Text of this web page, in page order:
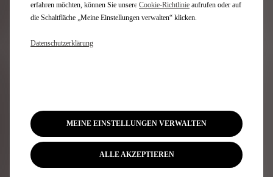
Erfahren Sie mehr über die Formel E
Newsletter
erfahren möchten, können Sie unsere Cookie‑Richtlinie aufrufen oder auf
die Schaltfläche „Meine Einstellungen verwalten“ klicken.
Datenschutzerklärung
MEINE EINSTELLUNGEN VERWALTEN
ALLE AKZEPTIEREN